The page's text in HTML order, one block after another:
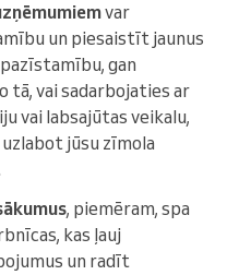
var
un piesaistīt jaunus
gan
tā, vai sadarbojaties ar
vai labsajūtas veikalu,
jūsu zīmola
, piemēram, spa
kas ļauj
un radīt